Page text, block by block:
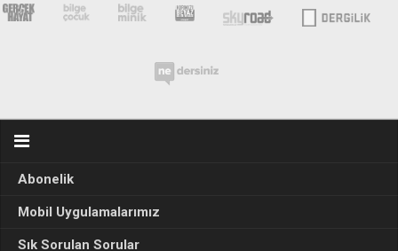
Abonelik
Mobil Uygulamalarımız
Sık Sorulan Sorular